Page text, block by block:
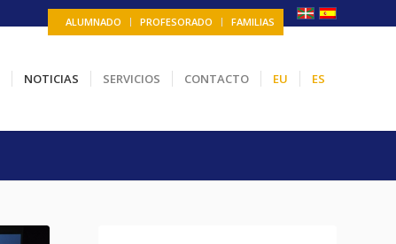
ALUMNADO PROFESORADO FAMILIAS
NOTICIAS SERVICIOS CONTACTO EU ES